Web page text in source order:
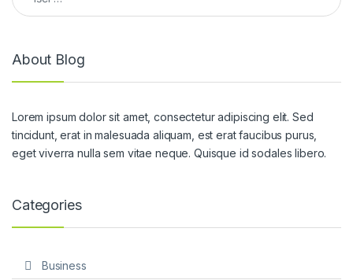
About Blog
Lorem ipsum dolor sit amet, consectetur adipiscing elit. Sed
tincidunt, erat in malesuada aliquam, est erat faucibus purus,
eget viverra nulla sem vitae neque. Quisque id sodales libero.
Categories
Business